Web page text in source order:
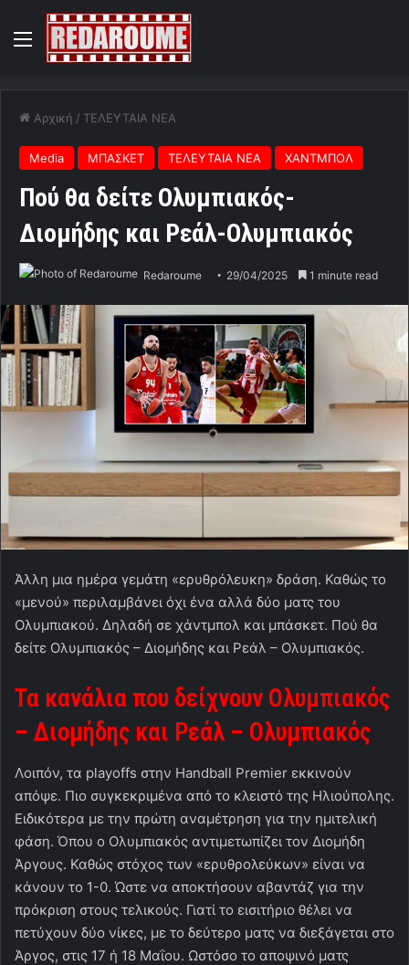
Menu
Αρχική / ΤΕΛΕΥΤΑΙΑ ΝΕΑ
Media ΜΠΑΣΚΕΤ ΤΕΛΕΥΤΑΙΑ ΝΕΑ ΧΑΝΤΜΠΟΛ
Πού θα δείτε Ολυμπιακός-
Διομήδης και Ρεάλ-Ολυμπιακός
Redaroume 29/04/2025 1 minute read
Άλλη μια ημέρα γεμάτη «ερυθρόλευκη» δράση. Καθώς το
«μενού» περιλαμβάνει όχι ένα αλλά δύο ματς του
Ολυμπιακού. Δηλαδή σε χάντμπολ και μπάσκετ. Πού θα
δείτε Ολυμπιακός – Διομήδης και Ρεάλ – Ολυμπιακός.
Τα κανάλια που δείχνουν Ολυμπιακός
– Διομήδης και Ρεάλ – Ολυμπιακός
Λοιπόν, τα playoffs στην Handball Premier εκκινούν
απόψε. Πιο συγκεκριμένα από το κλειστό της Ηλιούπολης.
Ειδικότερα με την πρώτη αναμέτρηση για την ημιτελική
φάση. Όπου ο Ολυμπιακός αντιμετωπίζει τον Διομήδη
Άργους. Καθώς στόχος των «ερυθρολεύκων» είναι να
κάνουν το 1-0. Ώστε να αποκτήσουν αβαντάζ για την
πρόκριση στους τελικούς. Γιατί το εισιτήριο θέλει να
πετύχουν δύο νίκες, με το δεύτερο ματς να διεξάγεται στο
Άργος, στις 17 ή 18 Μαΐου. Ωστόσο το αποψινό ματς